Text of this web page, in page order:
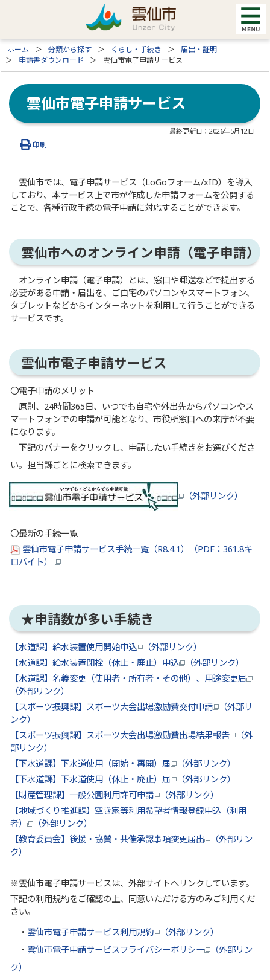
ホーム 分類から探す くらし・手続き
届出・証明
申請書ダウンロード
雲仙市電子申請サービス
雲仙市電子申請サービス
最終更新日：2026年5月12日
印刷
雲仙市では、電子申請サービス（LoGoフォーム/xID）を導入
しており、本サービス上で市が作成した申請フォームを公開する
ことで、各種行政手続の電子申請に対応することができます。
雲仙市へのオンライン申請（電子申請）
オンライン申請（電子申請）とは、窓口や郵送などで提出する
必要がある申請・届出を、ご自宅のパソコンやスマートフォン、
タブレットなどからインターネットを利用して行うことができる
サービスです。
雲仙市電子申請サービス
〇電子申請のメリット
原則、24時間365日、いつでも自宅や外出先からパソコンやス
マートフォンでの申請が可能となり、市役所窓口への来庁が不要
になります。
下記のバナーをクリックし、申請したい手続きをお選びくださ
い。担当課ごとに検索できます。
（外部リンク）
〇最新の手続一覧
雲仙市電子申請サービス手続一覧（R8.4.1）（PDF：361.8キ
ロバイト）
★申請数が多い手続き
【水道課】給水装置使用開始申込
（外部リンク）
【水道課】給水装置閉栓（休止・廃止）申込
（外部リンク）
【水道課】名義変更（使用者・所有者・その他）、用途変更届
（外部リンク）
【スポーツ振興課】スポーツ大会出場激励費交付申請
（外部リ
ンク）
【スポーツ振興課】スポーツ大会出場激励費出場結果報告
（外
部リンク）
【下水道課】下水道使用（開始・再開）届
（外部リンク）
【下水道課】下水道使用（休止・廃止）届
（外部リンク）
【財産管理課】一般公園利用許可申請
（外部リンク）
【地域づくり推進課】空き家等利用希望者情報登録申込（利用
者）
（外部リンク）
【教育委員会】後援・協賛・共催承認事項変更届出
（外部リン
ク）
※雲仙市電子申請サービスは、外部サイトへリンクしています。
下記の利用規約をご確認の上、同意いただける方のみご利用くだ
さい。
・ 雲仙市電子申請サービス利用規約
（外部リンク）
・ 雲仙市電子申請サービスプライバシーポリシー
（外部リン
ク）